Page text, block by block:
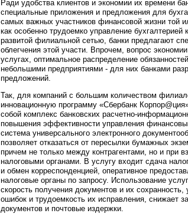
Ради удобства клиентов и экономии их времени
специальные приложения и предложения для
самых важных участников финансовой жизни той
как особенно трудоемко управление бухгалтерией
развитой филиальной сетью, банки предлагают
облегчения этой участи. Впрочем, вопрос
услугах, оптимальное распределение
небольшими предприятиями - для них банками
предложений.
Так, для компаний с большим количеством
инновационную программу «Сбербанк
собой комплекс банковских расчетно-
повышения эффективности управления
система универсального электронного
позволяет отказаться от пересылки бумажных
причем не только между контрагентами, но и при
налоговыми органами. В услугу входит сдача
и обмен корреспонденцией, оперативное
налоговые органы по запросу. Использование
скорость получения документов и их
ошибок и трудоемкость их исправления, снижает
документов и почтовые издержки.